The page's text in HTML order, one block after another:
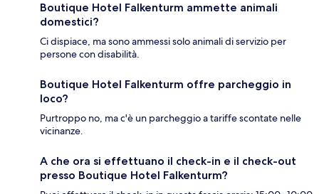
Boutique Hotel Falkenturm ammette animali
domestici?
Ci dispiace, ma sono ammessi solo animali di servizio per
persone con disabilità.
Boutique Hotel Falkenturm offre parcheggio in
loco?
Purtroppo no, ma c'è un parcheggio a tariffe scontate nelle
vicinanze.
A che ora si effettuano il check-in e il check-out
presso Boutique Hotel Falkenturm?